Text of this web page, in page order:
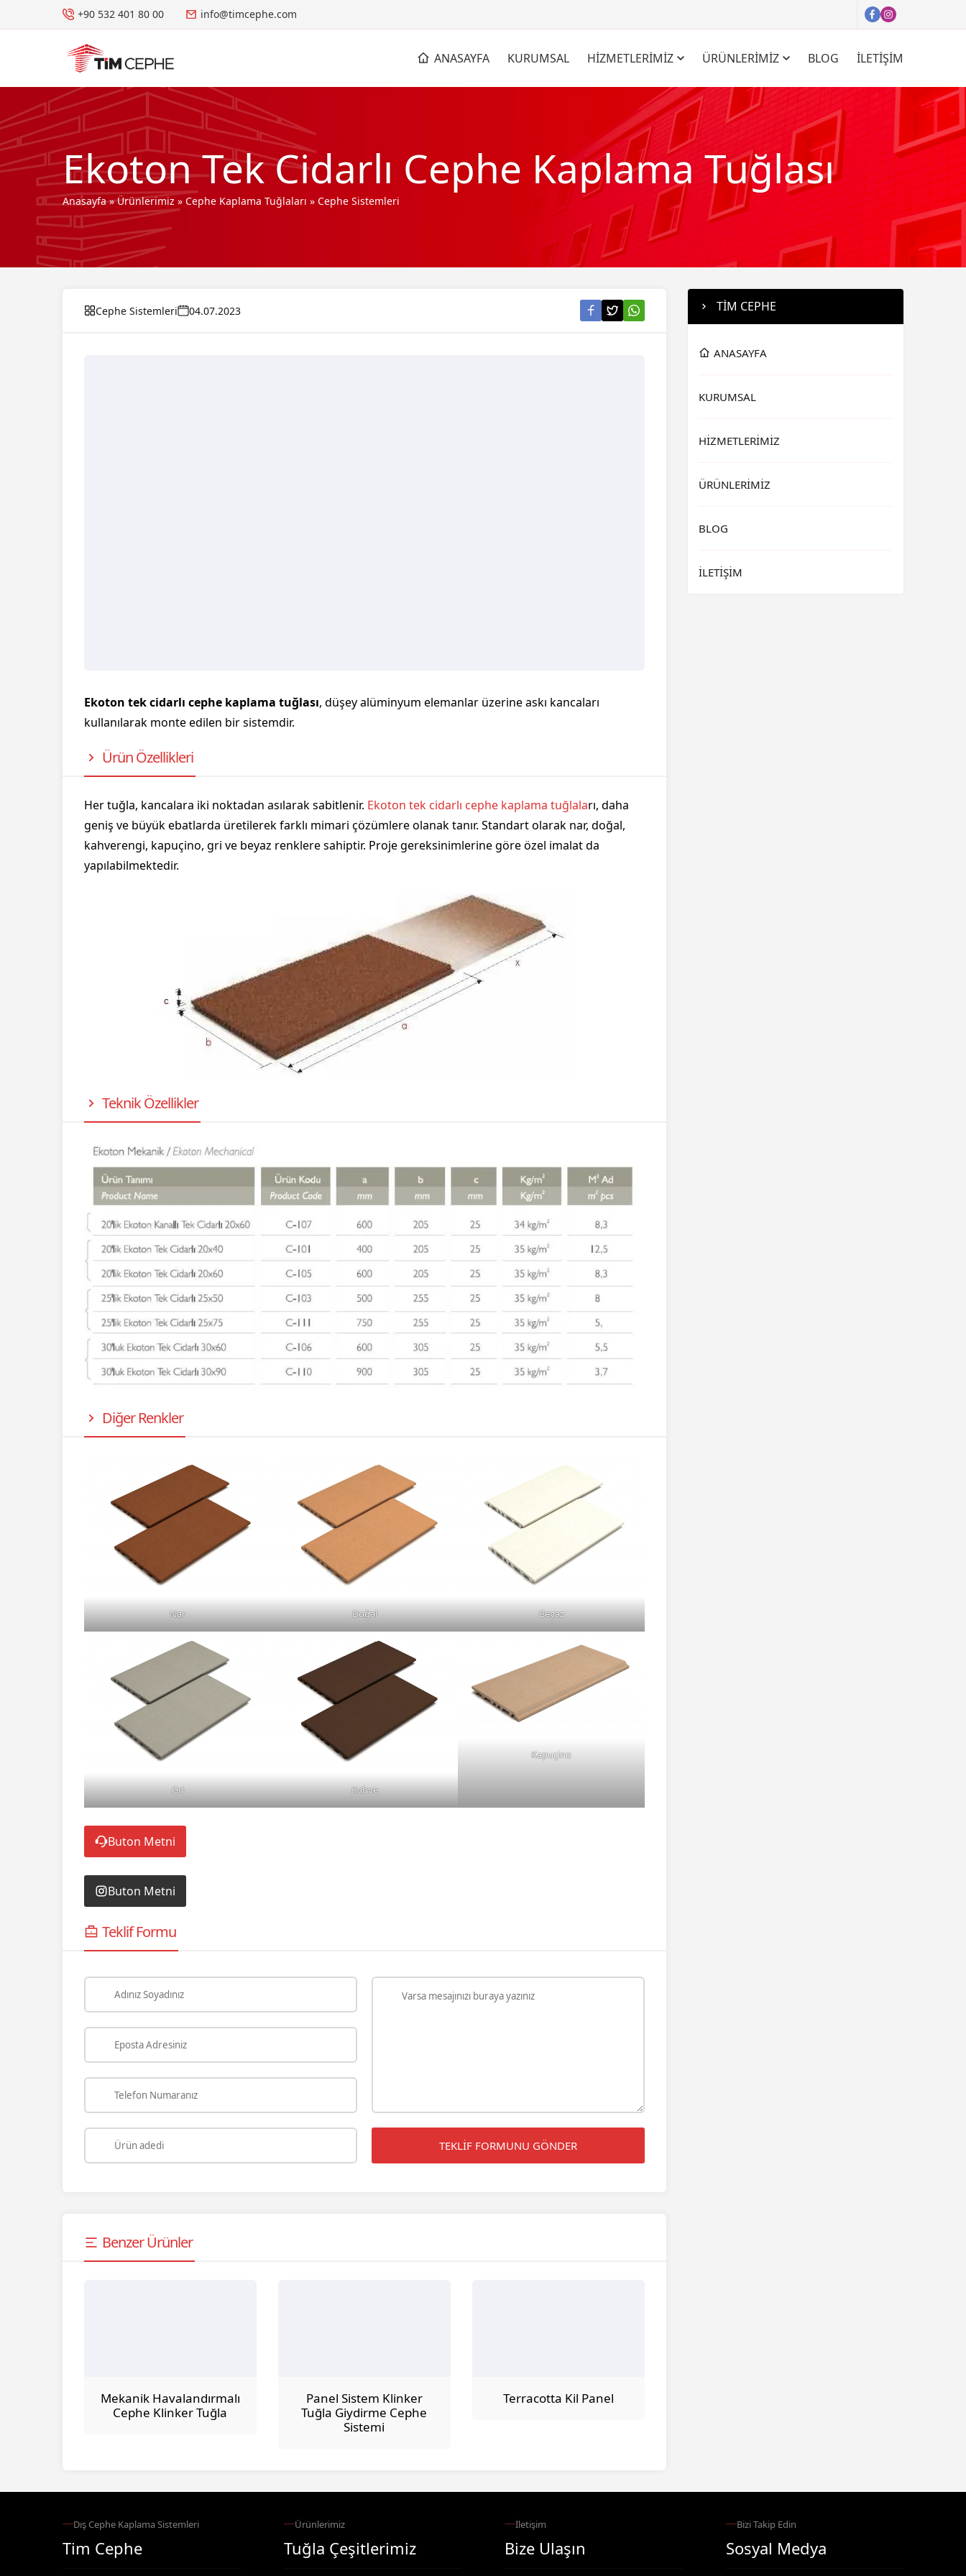
+90 532 401 80 00 info@timcephe.com
ANASAYFA KURUMSAL HİZMETLERİMİZ ÜRÜNLERİMİZ BLOG İLETİŞİM
Ekoton Tek Cidarlı Cephe Kaplama Tuğlası
Anasayfa»Ürünlerimiz » Cephe Kaplama Tuğlaları » Cephe Sistemleri
Cephe Sistemleri 04.07.2023
Ekoton tek cidarlı cephe kaplama tuğlası, düşey alüminyum elemanlar üzerine askı kancaları
kullanılarak monte edilen bir sistemdir.
Ürün Özellikleri
Her tuğla, kancalara iki noktadan asılarak sabitlenir. Ekoton tek cidarlı cephe kaplama tuğlaları, daha
geniş ve büyük ebatlarda üretilerek farklı mimari çözümlere olanak tanır. Standart olarak nar, doğal,
kahverengi, kapuçino, gri ve beyaz renklere sahiptir. Proje gereksinimlerine göre özel imalat da
yapılabilmektedir.
Teknik Özellikler
Diğer Renkler
Nar Doğal Beyaz
Gri Kahve
Kapuçino
Buton Metni
Buton Metni
Teklif Formu
Benzer Ürünler
Mekanik Havalandırmalı
Cephe Klinker Tuğla
Panel Sistem Klinker
Tuğla Giydirme Cephe
Sistemi
Terracotta Kil Panel
TİM CEPHE
ANASAYFA
KURUMSAL
HİZMETLERİMİZ
ÜRÜNLERİMİZ
BLOG
İLETİŞİM
Dış Cephe Kaplama Sistemleri
Tim Cephe
Ürünlerimiz
Tuğla Çeşitlerimiz
İletişim
Bize Ulaşın
Bizi Takip Edin
Sosyal Medya